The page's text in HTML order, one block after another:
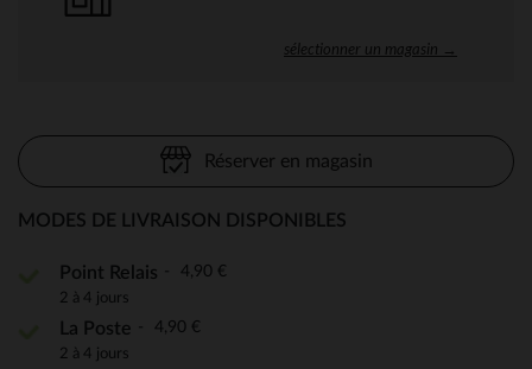
sélectionner un magasin →
Réserver en magasin
MODES DE LIVRAISON DISPONIBLES
Point Relais 4,90 €
2 à 4 jours
La Poste 4,90 €
2 à 4 jours